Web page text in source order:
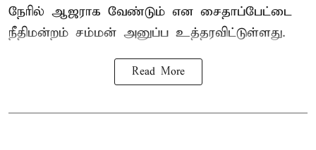
நேரில் ஆஜராக வேண்டும் என சைதாப்பேட்டை
நீதிமன்றம் சம்மன் அனுப்ப உத்தரவிட்டுள்ளது.
Read More